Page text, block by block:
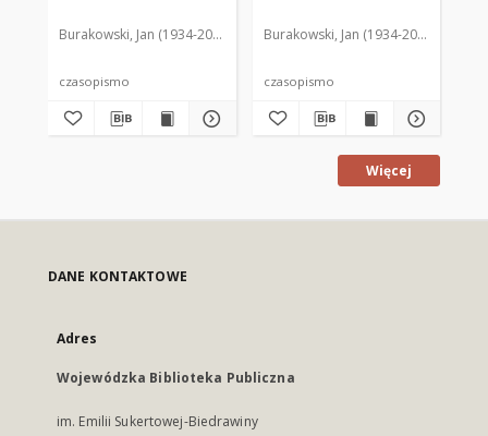
Burakowski, Jan (1934-2013). Red.2 Chodukiewicz, Wanda. Red.
czasopismo
Burakowski, Jan (1934-2013). Red.2
czasopismo
Więcej
DANE KONTAKTOWE
Adres
Wojewódzka Biblioteka Publiczna
im. Emilii Sukertowej-Biedrawiny